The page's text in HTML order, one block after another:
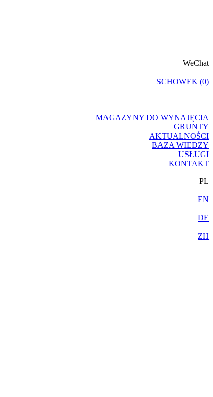
WeChat
|
SCHOWEK (0)
|
MAGAZYNY DO WYNAJĘCIA
GRUNTY
AKTUALNOŚCI
BAZA WIEDZY
USŁUGI
KONTAKT
PL
|
EN
|
DE
|
ZH